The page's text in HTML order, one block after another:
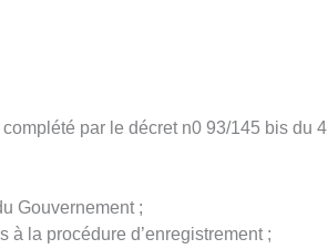
par le décret n0 93/145 bis du 4
Gouvernement ;
la procédure d’enregistrement ;